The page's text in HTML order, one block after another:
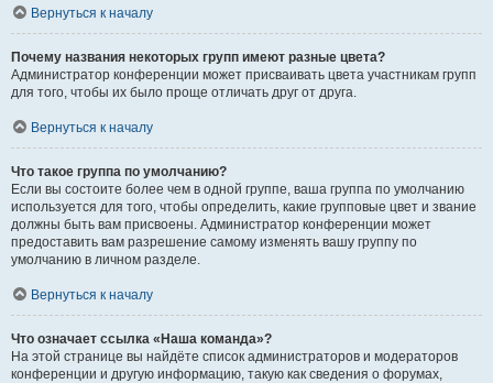
Вернуться к началу
Почему названия некоторых групп имеют разные цвета?
Администратор конференции может присваивать цвета участникам групп
для того, чтобы их было проще отличать друг от друга.
Вернуться к началу
Что такое группа по умолчанию?
Если вы состоите более чем в одной группе, ваша группа по умолчанию
используется для того, чтобы определить, какие групповые цвет и звание
должны быть вам присвоены. Администратор конференции может
предоставить вам разрешение самому изменять вашу группу по
умолчанию в личном разделе.
Вернуться к началу
Что означает ссылка «Наша команда»?
На этой странице вы найдёте список администраторов и модераторов
конференции и другую информацию, такую как сведения о форумах,